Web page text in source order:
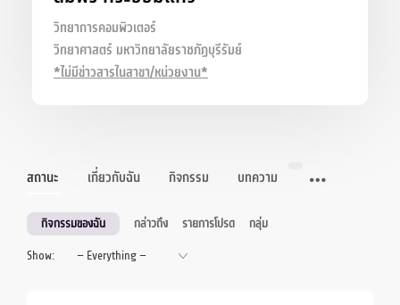
วิทยาการคอมพิวเตอร์
วิทยาศาสตร์ มหาวิทยาลัยราชภัฏบุรีรัมย์
*ไม่มีข่าวสารในสาขา/หน่วยงาน*
สถานะ เกี่ยวกับฉัน กิจกรรม บทความ
กิจกรรมของฉัน กล่าวถึง รายการโปรด
กลุ่ม
Show: